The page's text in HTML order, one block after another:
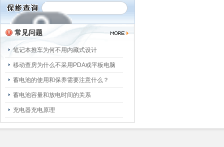
常见问题
笔记本推车为何不用内藏式设计
移动查房为什么不采用PDA或平板电脑
蓄电池的使用和保养需要注意什么？
蓄电池容量和放电时间的关系
充电器充电原理